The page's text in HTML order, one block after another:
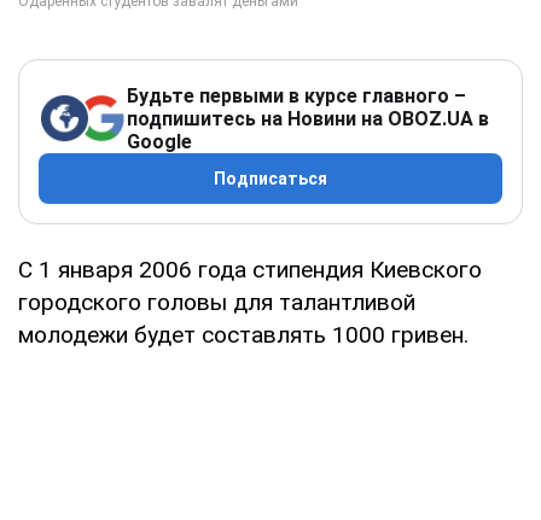
Будьте первыми в курсе главного –
подпишитесь на Новини на OBOZ.UA в
Google
Подписаться
С 1 января 2006 года стипендия Киевского
городского головы для талантливой
молодежи будет составлять 1000 гривен.